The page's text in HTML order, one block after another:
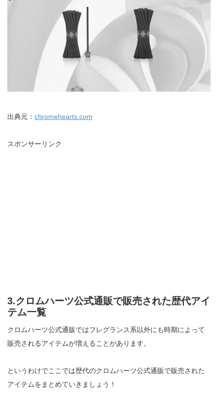
出典元： chromehearts.com
スポンサーリンク
3.クロムハーツ公式通販で販売された歴代アイ
テム一覧
クロムハーツ公式通販ではフレグランス系以外にも時期によって
販売されるアイテムが増えることがあります。
というわけでここでは歴代のクロムハーツ公式通販で販売された
アイテムをまとめていきましょう！